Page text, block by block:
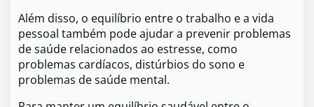
Além disso, o equilíbrio entre o trabalho e a vida
pessoal também pode ajudar a prevenir problemas
de saúde relacionados ao estresse, como
problemas cardíacos, distúrbios do sono e
problemas de saúde mental.